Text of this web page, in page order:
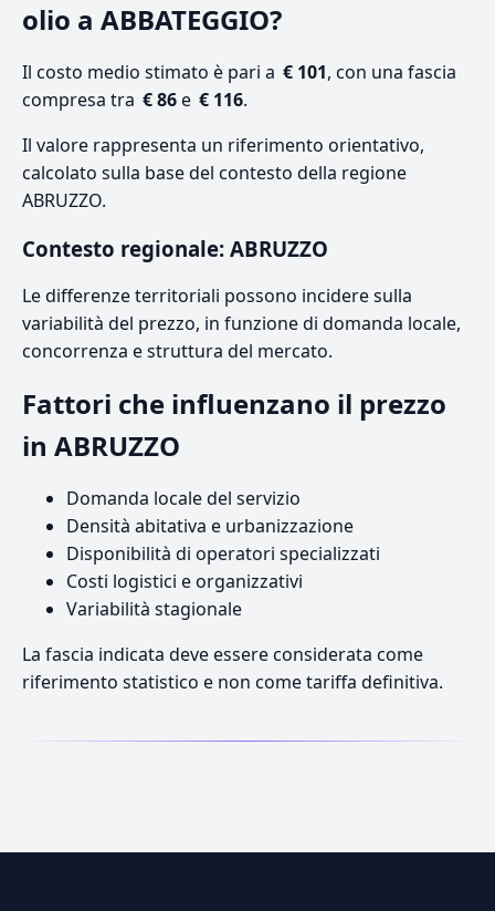
olio a ABBATEGGIO?
Il costo medio stimato è pari a € 101, con una fascia
compresa tra € 86e € 116.
Il valore rappresenta un riferimento orientativo,
calcolato sulla base del contesto della regione
ABRUZZO.
Contesto regionale: ABRUZZO
Le differenze territoriali possono incidere sulla
variabilità del prezzo, in funzione di domanda locale,
concorrenza e struttura del mercato.
Fattori che influenzano il prezzo
in ABRUZZO
Domanda locale del servizio
Densità abitativa e urbanizzazione
Disponibilità di operatori specializzati
Costi logistici e organizzativi
Variabilità stagionale
La fascia indicata deve essere considerata come
riferimento statistico e non come tariffa definitiva.